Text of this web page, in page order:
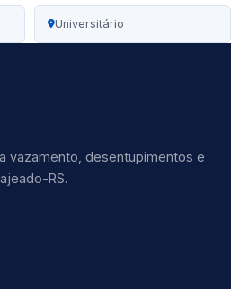
Universitário
vazamento, desentupimentos e
RS.